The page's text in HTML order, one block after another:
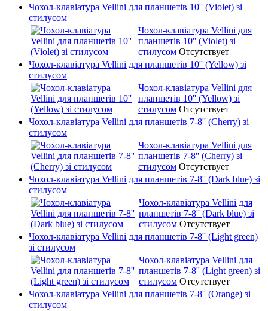
Чохол-клавіатура Vellini для планшетів 10'' (Violet) зі
стилусом
Чохол-клавіатура Vellini для
планшетів 10'' (Violet) зі
стилусом Отсутствует
Чохол-клавіатура Vellini для планшетів 10'' (Yellow) зі
стилусом
Чохол-клавіатура Vellini для
планшетів 10'' (Yellow) зі
стилусом Отсутствует
Чохол-клавіатура Vellini для планшетів 7-8'' (Cherry) зі
стилусом
Чохол-клавіатура Vellini для
планшетів 7-8'' (Cherry) зі
стилусом Отсутствует
Чохол-клавіатура Vellini для планшетів 7-8'' (Dark blue) зі
стилусом
Чохол-клавіатура Vellini для
планшетів 7-8'' (Dark blue) зі
стилусом Отсутствует
Чохол-клавіатура Vellini для планшетів 7-8'' (Light green)
зі стилусом
Чохол-клавіатура Vellini для
планшетів 7-8'' (Light green) зі
стилусом Отсутствует
Чохол-клавіатура Vellini для планшетів 7-8'' (Orange) зі
стилусом